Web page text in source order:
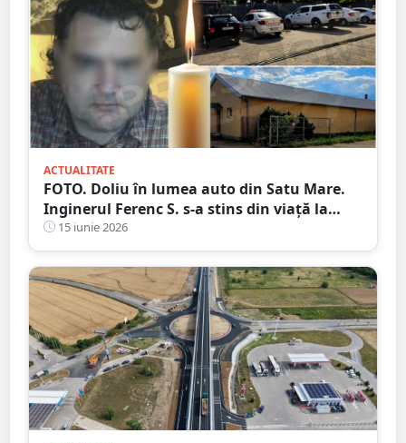
ACTUALITATE
FOTO. Doliu în lumea auto din Satu Mare.
Inginerul Ferenc S. s-a stins din viață la
doar 53 de ani
15 iunie 2026